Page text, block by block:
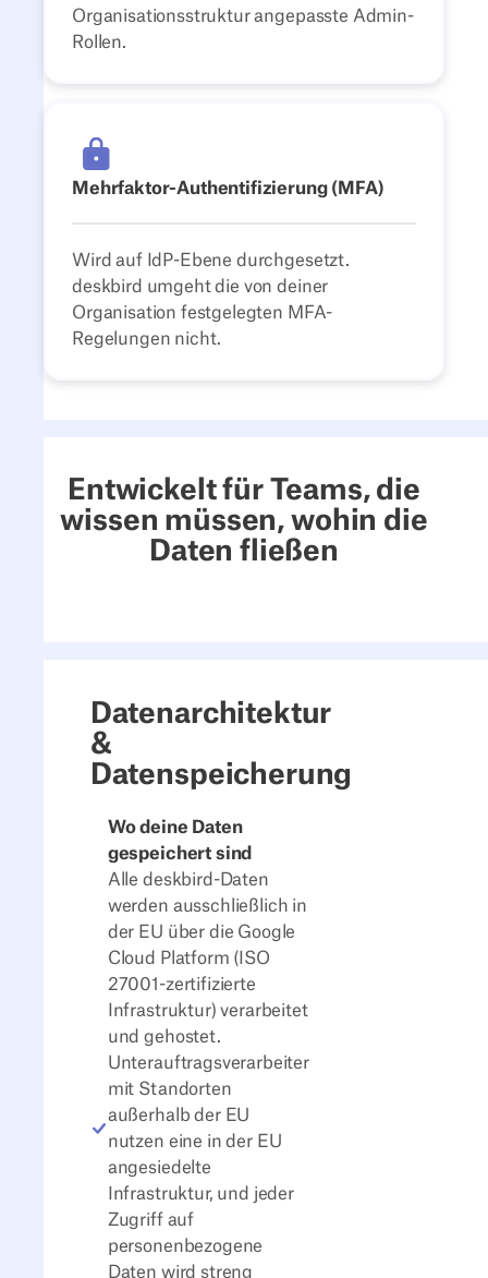
Organisationsstruktur angepasste Admin-
Rollen.
Mehrfaktor-Authentifizierung (MFA)
Wird auf IdP-Ebene durchgesetzt.
deskbird umgeht die von deiner
Organisation festgelegten MFA-
Regelungen nicht.
Entwickelt für Teams, die
wissen müssen, wohin die
Daten fließen
Datenarchitektur
&
Datenspeicherung
Wo deine Daten
gespeichert sind
Alle deskbird-Daten
werden ausschließlich in
der EU über die Google
Cloud Platform (ISO
27001-zertifizierte
Infrastruktur) verarbeitet
und gehostet.
Unterauftragsverarbeiter
mit Standorten
außerhalb der EU
nutzen eine in der EU
angesiedelte
Infrastruktur, und jeder
Zugriff auf
personenbezogene
Daten wird streng